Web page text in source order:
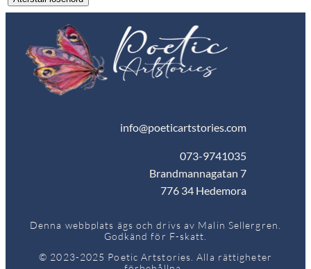
info@poeticartstories.com
073-9741035
Brandmannagatan 7
776 34 Hedemora
Denna webbplats ägs och drivs av Malin Sellergren.
Godkänd för F-skatt.
© 2023-2025 Poetic Artstories. Alla rättigheter